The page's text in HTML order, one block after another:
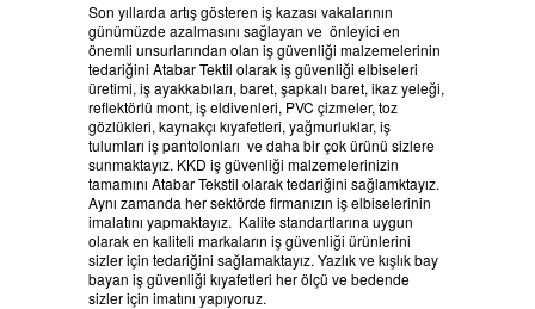
Son yıllarda artış gösteren iş kazası vakalarının
günümüzde azalmasını sağlayan ve önleyici en
önemli unsurlarından olan iş güvenliği malzemelerinin
tedariğini Atabar Tektil olarak iş güvenliği elbiseleri
üretimi, iş ayakkabıları, baret, şapkalı baret, ikaz yeleği,
reflektörlü mont, iş eldivenleri, PVC çizmeler, toz
gözlükleri, kaynakçı kıyafetleri, yağmurluklar, iş
tulumları iş pantolonları ve daha bir çok ürünü sizlere
sunmaktayız. KKD iş güvenliği malzemelerinizin
tamamını Atabar Tekstil olarak tedariğini sağlamktayız.
Aynı zamanda her sektörde firmanızın iş elbiselerinin
imalatını yapmaktayız. Kalite standartlarına uygun
olarak en kaliteli markaların iş güvenliği ürünlerini
sizler için tedariğini sağlamaktayız. Yazlık ve kışlık bay
bayan iş güvenliği kıyafetleri her ölçü ve bedende
sizler için imatını yapıyoruz.